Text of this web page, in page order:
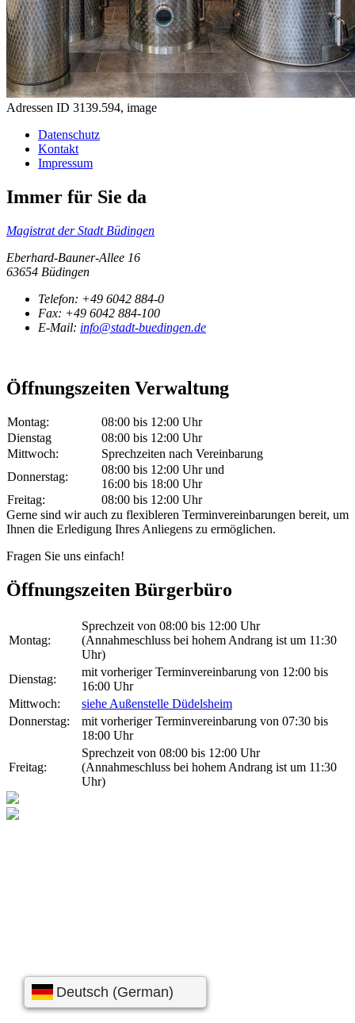
Adressen ID 3139.594, image
Datenschutz
Kontakt
Impressum
Immer für Sie da
Magistrat der Stadt Büdingen
Eberhard-Bauner-Allee 16
63654 Büdingen
Telefon: +49 6042 884-0
Fax: +49 6042 884-100
E-Mail: info@stadt-buedingen.de
Öffnungszeiten Verwaltung
Montag:
08:00 bis 12:00 Uhr
Dienstag
08:00 bis 12:00 Uhr
Mittwoch:
Sprechzeiten nach Vereinbarung
Donnerstag:
08:00 bis 12:00 Uhr und
16:00 bis 18:00 Uhr
Freitag:
08:00 bis 12:00 Uhr
Gerne sind wir auch zu flexibleren Terminvereinbarungen bereit, um
Ihnen die Erledigung Ihres Anliegens zu ermöglichen.
Fragen Sie uns einfach!
Öffnungszeiten Bürgerbüro
Montag:
Sprechzeit von 08:00 bis 12:00 Uhr
(Annahmeschluss bei hohem Andrang ist um 11:30
Uhr)
Dienstag:
mit vorheriger Terminvereinbarung von 12:00 bis
16:00 Uhr
Mittwoch:
siehe Außenstelle Düdelsheim
Donnerstag:
mit vorheriger Terminvereinbarung von 07:30 bis
18:00 Uhr
Freitag:
Sprechzeit von 08:00 bis 12:00 Uhr
(Annahmeschluss bei hohem Andrang ist um 11:30
Uhr)